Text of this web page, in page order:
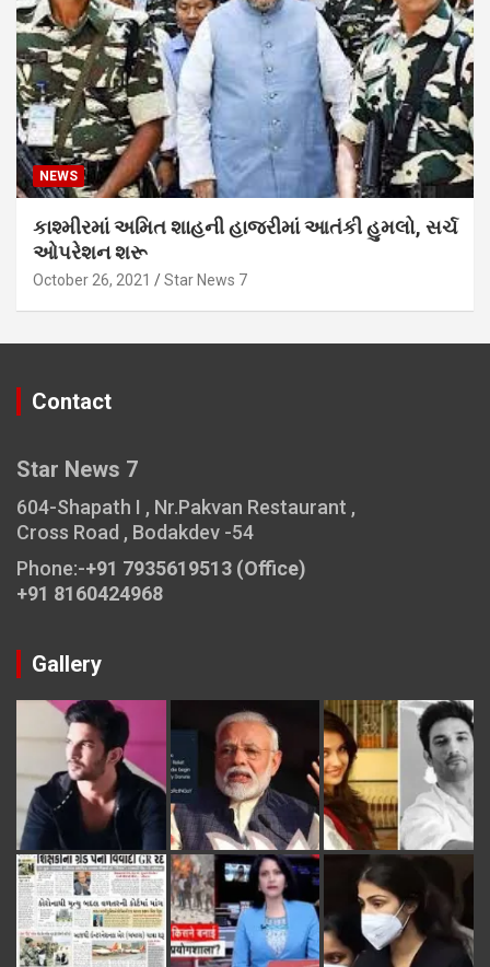
NEWS
કાશ્મીરમાં અમિત શાહની હાજરીમાં આતંકી હુમલો, સર્ચ
ઓપરેશન શરૂ
October 26, 2021 Star News 7
Contact
Star News 7
604-Shapath I , Nr.Pakvan Restaurant ,
Cross Road , Bodakdev -54
Phone:-+91 7935619513 (Office)
+91 8160424968
Gallery